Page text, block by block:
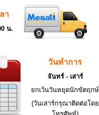
า
น.
วันทำการ
จันทร์ - เสาร์
ยกเว้นวันหยุดนักขัตฤกษ์
(วันเสาร์กรุณาติดต่อโดย